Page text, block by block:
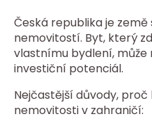
Česká republika je
nemovitostí. Byt, který
vlastnímu bydlení,
investiční potenciál.
Nejčastější důvody, proč
nemovitosti v zahraničí: